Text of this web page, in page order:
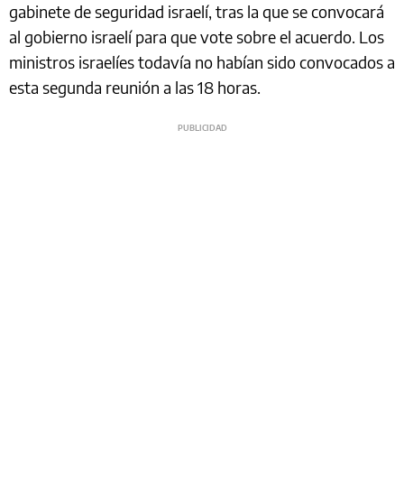
gabinete de seguridad israelí, tras la que se convocará
al gobierno israelí para que vote sobre el acuerdo. Los
ministros israelíes todavía no habían sido convocados a
esta segunda reunión a las 18 horas.